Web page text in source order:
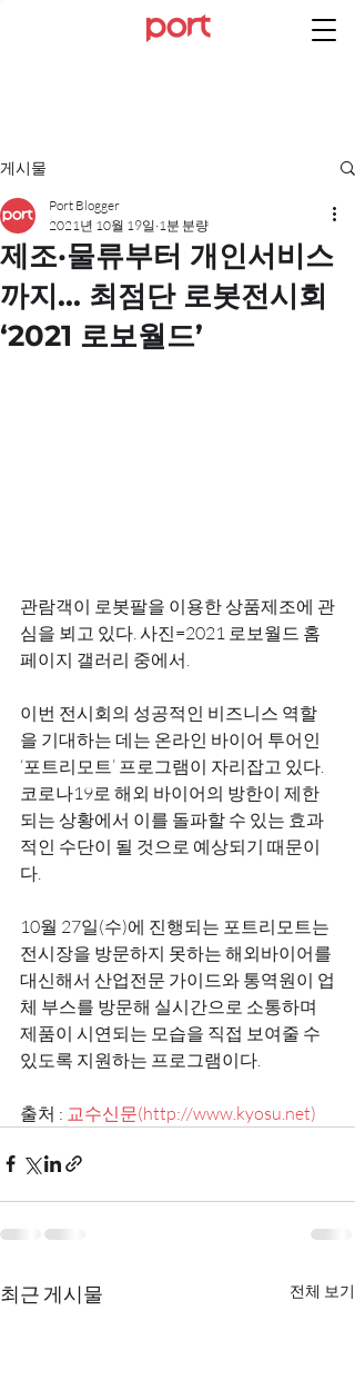
게시물
제조·물류부터 개인서비스
까지... 최점단 로봇전시회
‘2021 로보월드’
Port Blogger
2021년 10월 19일 1분 분량
관람객이 로봇팔을 이용한 상품제조에 관
심을 뵈고 있다. 사진=2021 로보월드 홈
페이지 갤러리 중에서.
이번 전시회의 성공적인 비즈니스 역할
을 기대하는 데는 온라인 바이어 투어인
‘포트리모트’ 프로그램이 자리잡고 있다.
코로나19로 해외 바이어의 방한이 제한
되는 상황에서 이를 돌파할 수 있는 효과
적인 수단이 될 것으로 예상되기 때문이
다.
10월 27일(수)에 진행되는 포트리모트는
전시장을 방문하지 못하는 해외바이어를
대신해서 산업전문 가이드와 통역원이 업
체 부스를 방문해 실시간으로 소통하며
제품이 시연되는 모습을 직접 보여줄 수
있도록 지원하는 프로그램이다.
출처 : 교수신문(http://www.kyosu.net)
최근 게시물 전체 보기